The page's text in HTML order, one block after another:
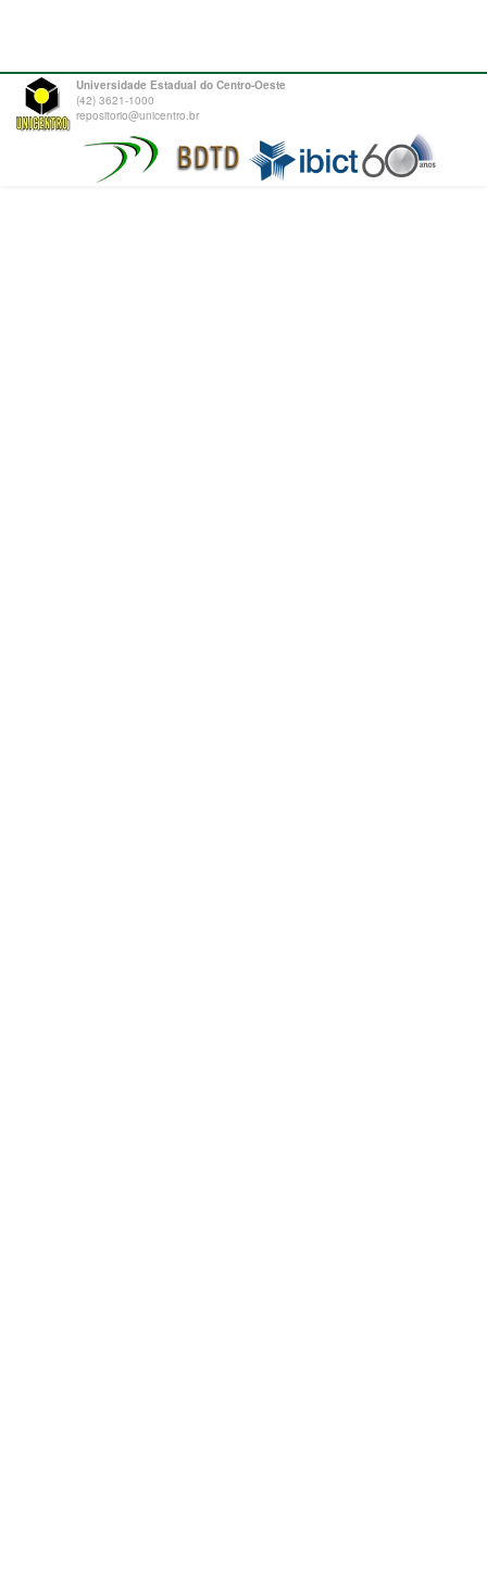
Universidade Estadual do Centro-Oeste
(42) 3621-1000
repositorio@unicentro.br